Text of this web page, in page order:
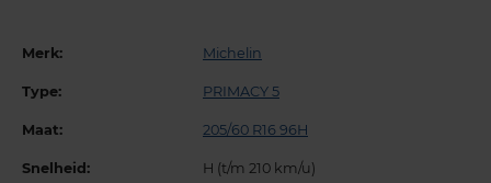
Merk: Michelin
Type: PRIMACY 5
Maat: 205/60 R16 96H
Snelheid: H (t/m 210 km/u)